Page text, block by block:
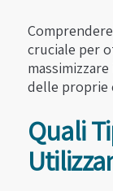
cruciale per
delle proprie
Quali